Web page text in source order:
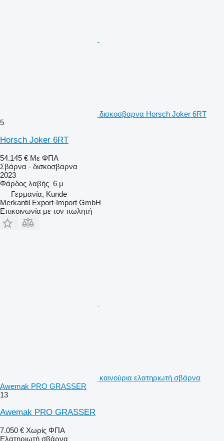
δισκοσβαρνα Horsch Joker 6RT
5
Horsch Joker 6RT
54.145 € Με ΦΠΑ
Σβάρνα - δισκοσβαρνα
2023
Φάρδος λαβής 6 μ
Γερμανία, Kunde
Merkantil Export-Import GmbH
Επικοινωνία με τον πωλητή
καινούρια ελατηριωτή σβάρνα
Awemak PRO GRASSER
13
Awemak PRO GRASSER
7.050 € Χωρίς ΦΠΑ
Ελατηριωτή σβάρνα